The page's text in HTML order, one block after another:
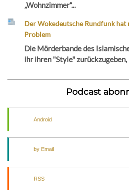
„Wohnzimmer“...
Der Wokedeutsche Rundfunk hat
Problem
Die Mörderbande des
ihr ihren "Style"
Podcast
Android
by Email
RSS